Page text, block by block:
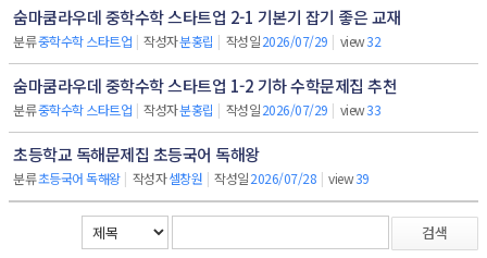
숨마쿰라우데 중학수학 스타트업 2-1 기본기 잡기 좋은 교재
분류중학수학 스타트업 | 작성자분홍립 | 작성일2026/07/29 | view32
숨마쿰라우데 중학수학 스타트업 1-2 기하 수학문제집 추천
분류중학수학 스타트업 | 작성자분홍립 | 작성일2026/07/29 | view33
초등학교 독해문제집 초등국어 독해왕
분류초등국어 독해왕 | 작성자셀창원 | 작성일2026/07/28 | view39
검색